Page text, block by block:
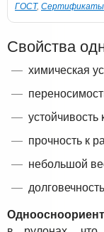
ГОСТ, Сертификаты
Свойства
химическая
прочность к
небольшой